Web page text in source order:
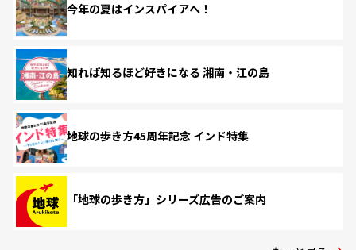
今年の夏はインスパイアへ！
知れば知るほど好きになる 湘南・江の島
地球の歩き方45周年記念 インド特集
「地球の歩き方」シリーズ広告のご案内